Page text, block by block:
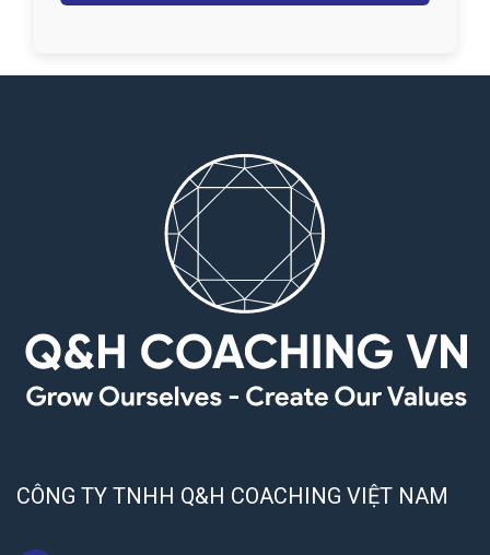
CÔNG TY TNHH Q&H COACHING VIỆT NAM